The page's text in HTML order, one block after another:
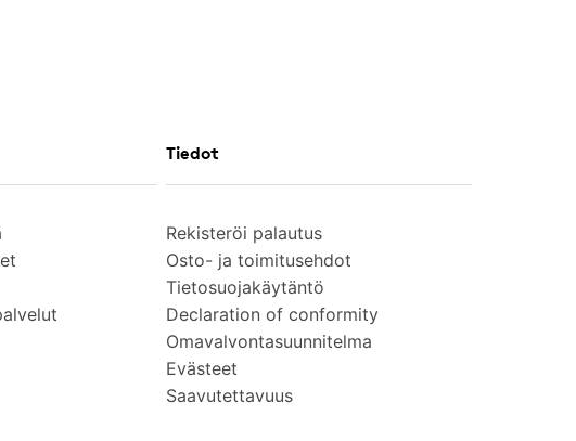
Tiedot
Rekisteröi palautus
Osto- ja toimitusehdot
Tietosuojakäytäntö
Declaration of conformity
Omavalvontasuunnitelma
Evästeet
Saavutettavuus